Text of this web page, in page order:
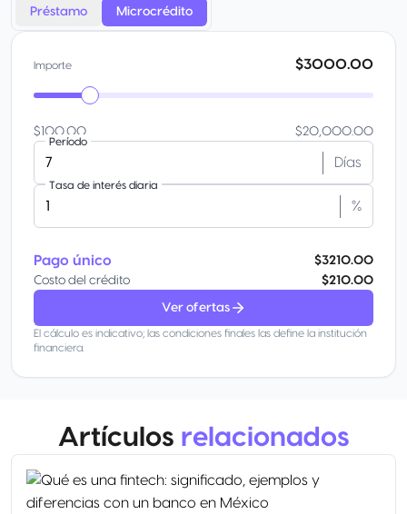
Préstamo Microcrédito
Importe $3000.00
$100.00 $20,000.00
Período
Días
Tasa de interés diaria
%
Pago único
$3210.00
Costo del crédito
$210.00
Ver ofertas
El cálculo es indicativo; las condiciones finales las define la institución
financiera.
Artículos relacionados